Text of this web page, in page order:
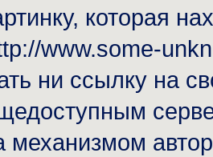
которая
www.some-
ни ссылку на
механизмом